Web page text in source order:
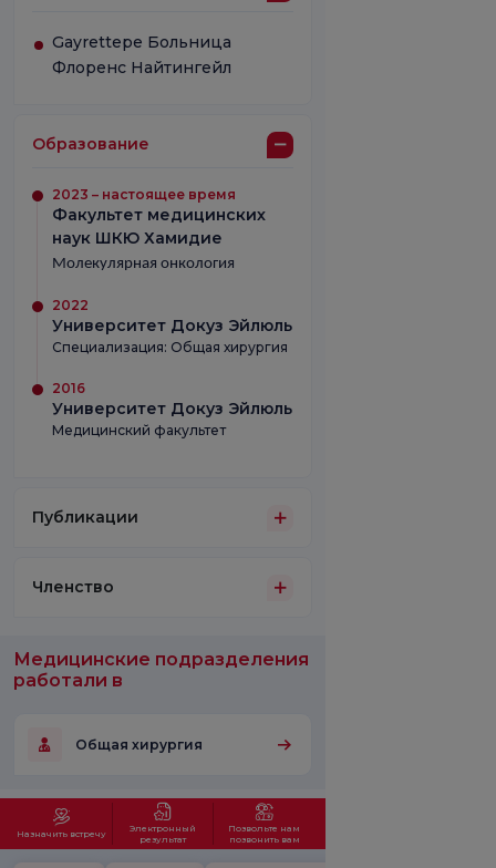
Gayrettepe Больница
Флоренс Найтингейл
Образование
2023 – настоящее время
Факультет медицинских
наук ШКЮ Хамидие
Молекулярная онкология
2022
Университет Докуз Эйлюль
Специализация: Общая хирургия
2016
Университет Докуз Эйлюль
Медицинский факультет
Публикации
Членство
Медицинские подразделения
работали в
Общая хирургия
Назначить встречу
Электронный
результат
Позвольте нам
позвонить вам